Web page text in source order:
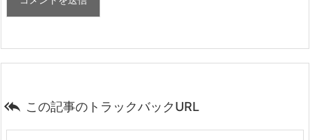
 この記事のトラックバックURL